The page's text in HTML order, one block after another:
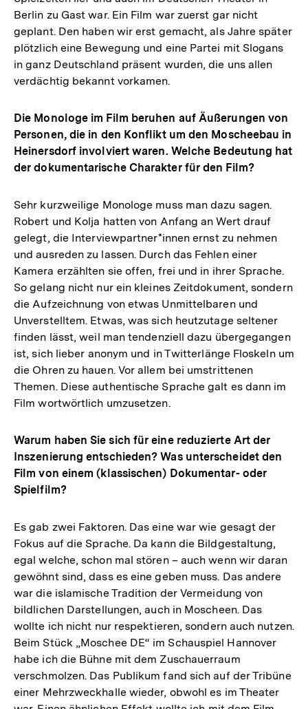
Berlin zu Gast war. Ein Film war zuerst gar nicht
geplant. Den haben wir erst gemacht, als Jahre später
plötzlich eine Bewegung und eine Partei mit Slogans
in ganz Deutschland präsent wurden, die uns allen
verdächtig bekannt vorkamen.
Die Monologe im Film beruhen auf Äußerungen von
Personen, die in den Konflikt um den Moscheebau in
Heinersdorf involviert waren. Welche Bedeutung hat
der dokumentarische Charakter für den Film?
Sehr kurzweilige Monologe muss man dazu sagen.
Robert und Kolja hatten von Anfang an Wert drauf
gelegt, die Interviewpartner*innen ernst zu nehmen
und ausreden zu lassen. Durch das Fehlen einer
Kamera erzählten sie offen, frei und in ihrer Sprache.
So gelang nicht nur ein kleines Zeitdokument, sondern
die Aufzeichnung von etwas Unmittelbaren und
Unverstelltem. Etwas, was sich heutzutage seltener
finden lässt, weil man tendenziell dazu übergegangen
ist, sich lieber anonym und in Twitterlänge Floskeln um
die Ohren zu hauen. Vor allem bei umstrittenen
Themen. Diese authentische Sprache galt es dann im
Film wortwörtlich umzusetzen.
Warum haben Sie sich für eine reduzierte Art der
Inszenierung entschieden? Was unterscheidet den
Film von einem (klassischen) Dokumentar- oder
Spielfilm?
Es gab zwei Faktoren. Das eine war wie gesagt der
Fokus auf die Sprache. Da kann die Bildgestaltung,
egal welche, schon mal stören – auch wenn wir daran
gewöhnt sind, dass es eine geben muss. Das andere
war die islamische Tradition der Vermeidung von
bildlichen Darstellungen, auch in Moscheen. Das
wollte ich nicht nur respektieren, sondern auch nutzen.
Beim Stück „Moschee DE“ im Schauspiel Hannover
habe ich die Bühne mit dem Zuschauerraum
verschmolzen. Das Publikum fand sich auf der Tribüne
einer Mehrzweckhalle wieder, obwohl es im Theater